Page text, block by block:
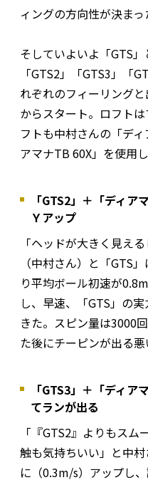
ィングの方向性が決まっ
そしていよいよ「GTS
「GTS2」「GTS3」「
れぞれのフィーリング
からスタート。ロフト
フトも中村さんの「デ
アマナTB 60X」を使用し
「GTS2」＋「ディ
Ｙアップ
「ヘッドが大きく見え
（中村さん）と「GTS
り平均ボール初速が
し、早速、「GTS」の
きた。スピン量は3000
た後にチーピンが出る悪
「GTS3」＋「ディ
てランが出る
「『GTS2』よりもス
触も気持ちいい」と中
に（0.3m/s）アップし